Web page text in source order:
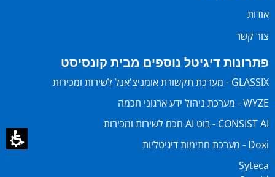
אודות
צור קשר
פתרונות דיגיטל נוספים מבית קונסיסט
GLASSIX - מערכת תקשורת אומניצ'אנל לשירות ומכירות
WYZE - מערכת ניהול ידע ארגוני חכמה
CONSIST AI - בוט AI חכם לשירות ומכירות
Doxi - מערכת חתימות דיגיטליות
Syteca